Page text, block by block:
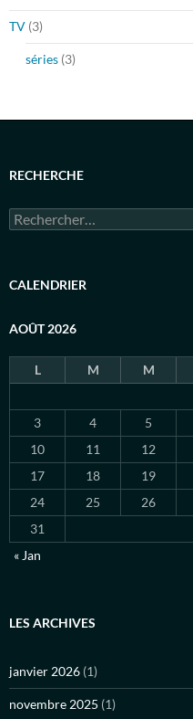
TV (3)
séries (3)
RECHERCHE
Rechercher :
CALENDRIER
AOÛT 2026
L M M
3
4 5
10
11 12
17
18 19
24
25 26
31
« Jan
LES ARCHIVES
janvier 2026 (1)
novembre 2025 (1)